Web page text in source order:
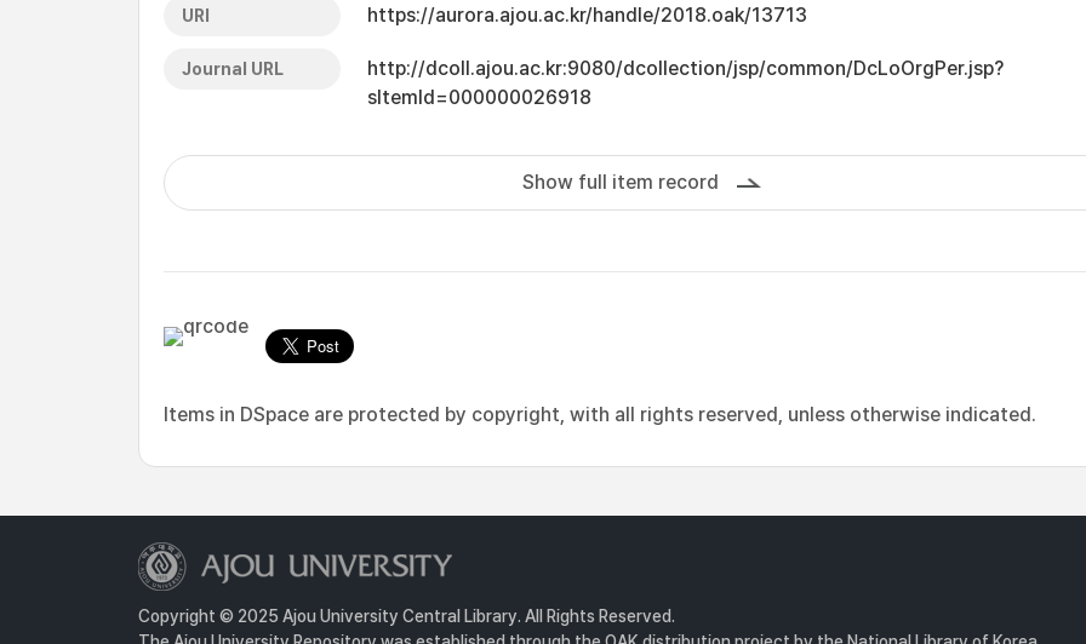
URI https://aurora.ajou.ac.kr/handle/2018.oak/13713
Journal URL
http://dcoll.ajou.ac.kr:9080/dcollection/jsp/common/DcLoOrgPer.jsp?
sItemId=000000026918
Show full item record
Items in DSpace are protected by copyright, with all rights reserved, unless otherwise indicated.
Copyright © 2025 Ajou University Central Library. All Rights Reserved.